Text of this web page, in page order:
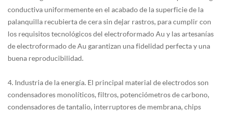
conductiva uniformemente en el acabado de la superficie de la
palanquilla recubierta de cera sin dejar rastros, para cumplir con
los requisitos tecnológicos del electroformado Au y las artesanías
de electroformado de Au garantizan una fidelidad perfecta y una
buena reproducibilidad.
4. Industria de la energía. El principal material de electrodos son
condensadores monolíticos, filtros, potenciómetros de carbono,
condensadores de tantalio, interruptores de membrana, chips